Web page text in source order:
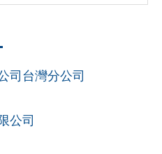
司台灣分公司
公司